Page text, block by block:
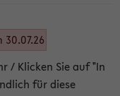
/ Klicken Sie auf "In
für diese